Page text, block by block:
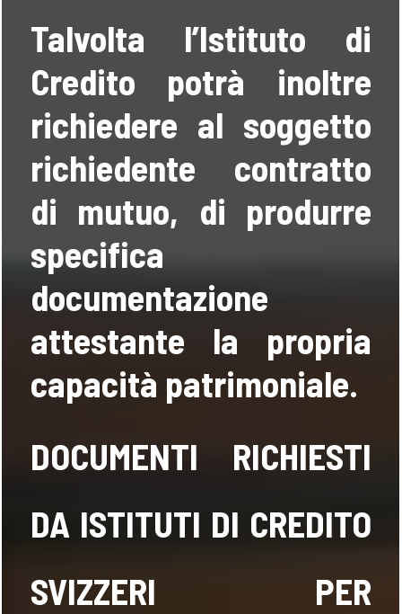
Talvolta l’Istituto di
Credito potrà inoltre
richiedere al soggetto
richiedente contratto
di mutuo, di produrre
specifica
documentazione
attestante la propria
capacità patrimoniale.
DOCUMENTI RICHIESTI
DA ISTITUTI DI CREDITO
SVIZZERI PER